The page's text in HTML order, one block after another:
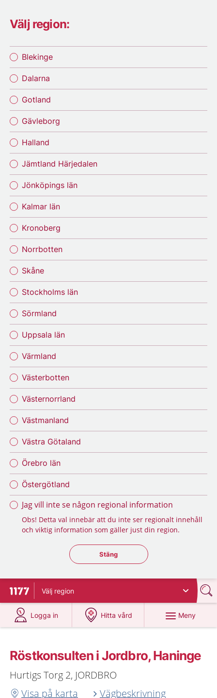
Välj region:
Blekinge
Dalarna
Gotland
Gävleborg
Halland
Jämtland Härjedalen
Jönköpings län
Kalmar län
Kronoberg
Norrbotten
Skåne
Stockholms län
Sörmland
Uppsala län
Värmland
Västerbotten
Västernorrland
Västmanland
Västra Götaland
Örebro län
Östergötland
Jag vill inte se någon regional information
Obs! Detta val innebär att du inte ser regionalt innehåll
och viktig information som gäller just din region.
Stäng regionsväljaren
Stäng
Till startsidan för 1177
Välj region
Logga in
på 1177.se
Hitta vård
på 1177.se
Meny
Röstkonsulten i Jordbro, Haninge
Hurtigs Torg 2, JORDBRO
Visa på karta
Vägbeskrivning